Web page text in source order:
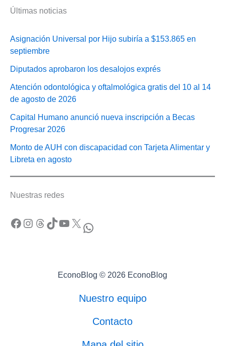
Últimas noticias
Asignación Universal por Hijo subiría a $153.865 en
septiembre
Diputados aprobaron los desalojos exprés
Atención odontológica y oftalmológica gratis del 10 al 14
de agosto de 2026
Capital Humano anunció nueva inscripción a Becas
Progresar 2026
Monto de AUH con discapacidad con Tarjeta Alimentar y
Libreta en agosto
Nuestras redes
Facebook Instagram Threads TikTok YouTube X WhatsApp
EconoBlog © 2026 EconoBlog
Nuestro equipo
Contacto